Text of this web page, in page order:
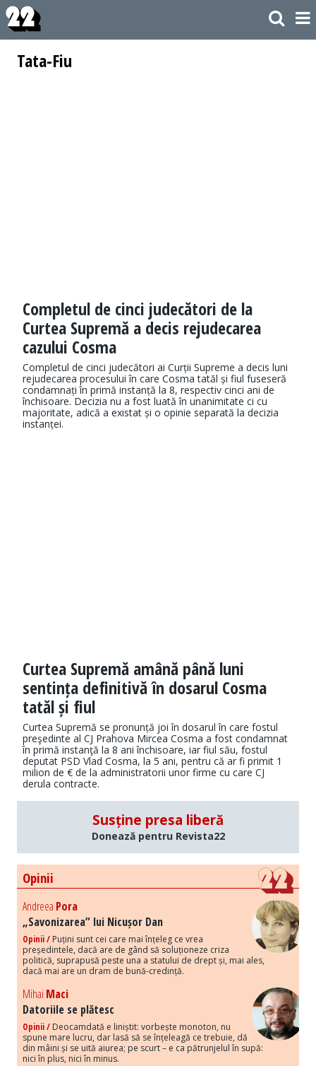
Tata-Fiu
Completul de cinci judecători de la
Curtea Supremă a decis rejudecarea
cazului Cosma
Completul de cinci judecători ai Curții Supreme a decis luni
rejudecarea procesului în care Cosma tatăl și fiul fuseseră
condamnați în primă instanță la 8, respectiv cinci ani de
închisoare. Decizia nu a fost luată în unanimitate ci cu
majoritate, adică a existat și o opinie separată la decizia
instanței.
Curtea Supremă amână până luni
sentința definitivă în dosarul Cosma
tatăl și fiul
Curtea Supremă se pronunță joi în dosarul în care fostul
preşedinte al CJ Prahova Mircea Cosma a fost condamnat
în primă instanţă la 8 ani închisoare, iar fiul său, fostul
deputat PSD Vlad Cosma, la 5 ani, pentru că ar fi primit 1
milion de € de la administratorii unor firme cu care CJ
derula contracte.
Susține presa liberă
Donează pentru Revista22
Opinii
Andreea Pora
„Savonizarea” lui Nicușor Dan
Opinii / Puțini sunt cei care mai înțeleg ce vrea
președintele, dacă are de gând să soluționeze criza
politică, suprapusă peste una a statului de drept și, mai ales,
dacă mai are un dram de bună-credință.
Mihai Maci
Datoriile se plătesc
Opinii / Deocamdată e liniștit: vorbește monoton, nu
spune mare lucru, dar lasă să se înțeleagă ce trebuie, dă
din mâini și se uită aiurea; pe scurt – e ca pătrunjelul în supă:
nici în plus, nici în minus.